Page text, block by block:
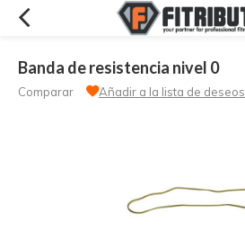
Banda de resistencia nivel 0
Comparar Añadir a la lista de deseos